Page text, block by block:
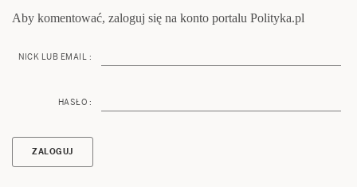
Aby komentować, zaloguj się na konto portalu Polityka.pl
NICK LUB EMAIL :
HASŁO :